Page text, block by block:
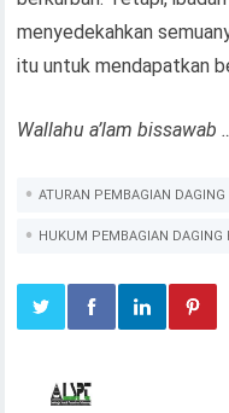
menyedekahkan
itu untuk mendapatkan
Wallahu a’lam bissawab
ATURAN PEMBAGIAN
HUKUM PEMBAGIAN DAGING